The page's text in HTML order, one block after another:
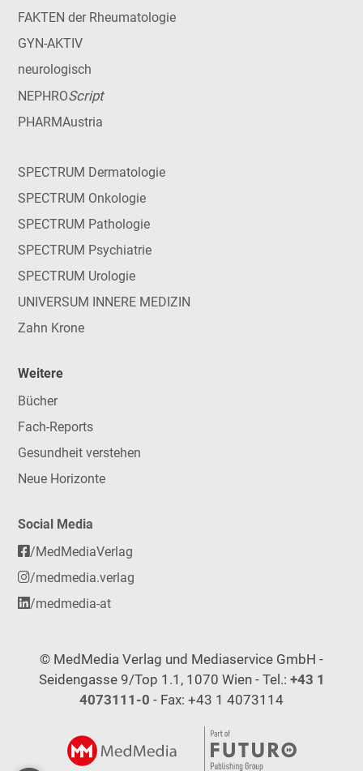
FAKTEN der Rheumatologie
GYN-AKTIV
neurologisch
NEPHROScript
PHARMAustria
SPECTRUM Dermatologie
SPECTRUM Onkologie
SPECTRUM Pathologie
SPECTRUM Psychiatrie
SPECTRUM Urologie
UNIVERSUM INNERE MEDIZIN
Zahn Krone
Weitere
Bücher
Fach-Reports
Gesundheit verstehen
Neue Horizonte
Social Media
/MedMediaVerlag
/medmedia.verlag
/medmedia-at
© MedMedia Verlag und Mediaservice GmbH -
Seidengasse 9/Top 1.1, 1070 Wien - Tel.: +43 1
4073111-0 - Fax: +43 1 4073114